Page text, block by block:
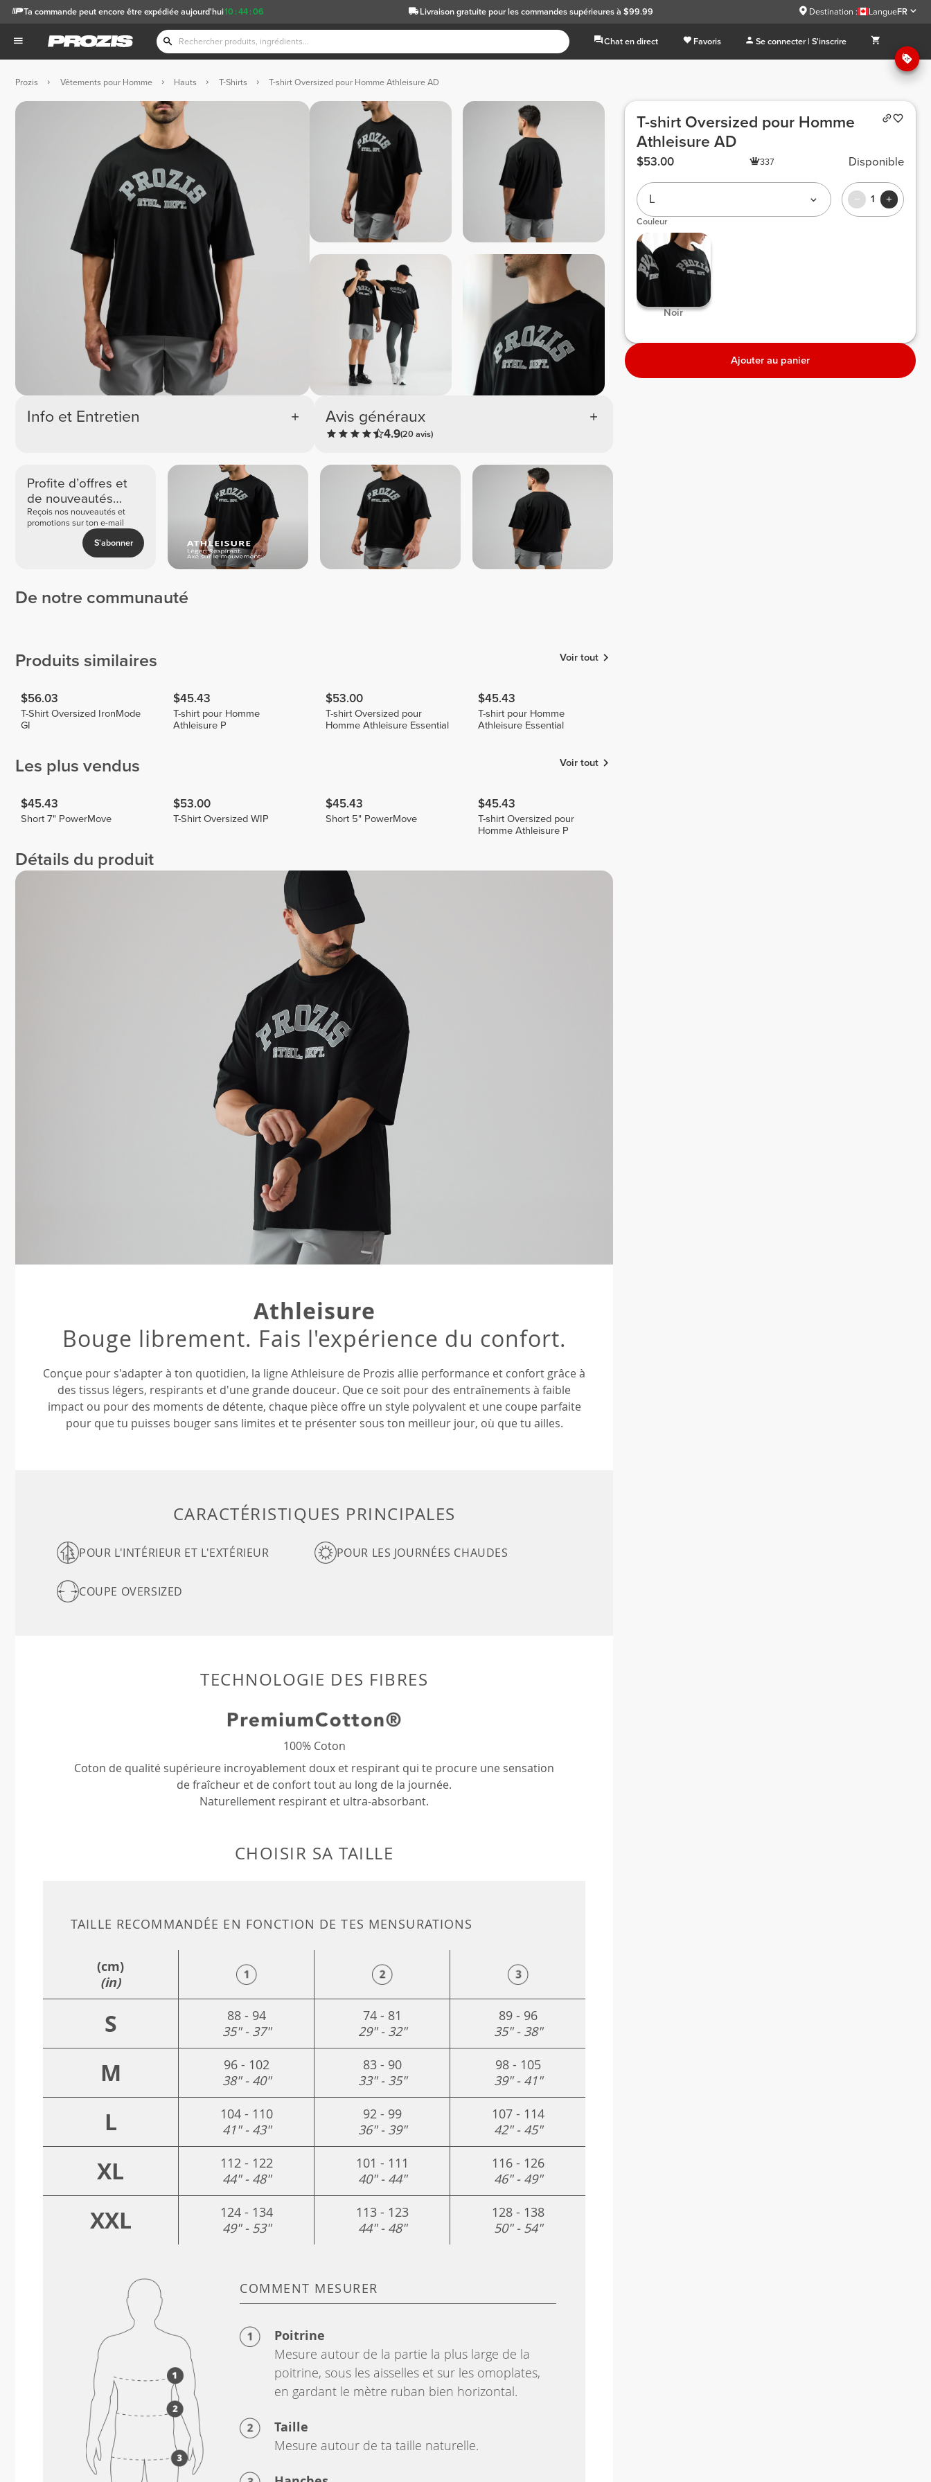
10 :44 :05
Ta commande peut encore être expédiée aujourd'hui Livraison gratuitepour les commandes supérieures à $99.99 Destination : LangueFR
Chat en direct Favoris Se connecter | S'inscrire
Prozis Vêtements pour Homme Hauts T-Shirts T-shirt Oversized pour Homme Athleisure AD
Info et Entretien Avis généraux
4.9(20 avis)
Profite d’offres et
de nouveautés
exclusives
Reçois nos nouveautés et
promotions sur ton e-mail
S'abonner
De notre communauté
Danny
Produits similaires Voir tout
$56.03
T-Shirt Oversized IronMode
GI
$45.43
T-shirt pour Homme
Athleisure P
$53.00
T-shirt Oversized pour
Homme Athleisure Essential
$45.43
T-shirt pour Homme
Athleisure Essential
Les plus vendus Voir tout
$45.43
Short 7" PowerMove
$53.00
T-Shirt Oversized WIP
$45.43
Short 5" PowerMove
$45.43
T-shirt Oversized pour
Homme Athleisure P
Détails du produit
Athleisure
Bouge librement. Fais l'expérience du confort.
Conçue pour s'adapter à ton quotidien, la ligne Athleisure de Prozis allie performance et confort grâce à
des tissus légers, respirants et d'une grande douceur. Que ce soit pour des entraînements à faible
impact ou pour des moments de détente, chaque pièce offre un style polyvalent et une coupe parfaite
pour que tu puisses bouger sans limites et te présenter sous ton meilleur jour, où que tu ailles.
CARACTÉRISTIQUES PRINCIPALES
POUR L'INTÉRIEUR ET L'EXTÉRIEUR
COUPE OVERSIZED
POUR LES JOURNÉES CHAUDES
TECHNOLOGIE DES FIBRES
100% Coton
Coton de qualité supérieure incroyablement doux et respirant qui te procure une sensation
de fraîcheur et de confort tout au long de la journée.
Naturellement respirant et ultra-absorbant.
CHOISIR SA TAILLE
TAILLE RECOMMANDÉE EN FONCTION DE TES MENSURATIONS
(cm)
(in)
S
88 - 94
35" - 37"
74 - 81
29" - 32"
89 - 96
35" - 38"
M
96 - 102
38" - 40"
83 - 90
33" - 35"
98 - 105
39" - 41"
L
104 - 110
41" - 43"
92 - 99
36" - 39"
107 - 114
42" - 45"
XL
112 - 122
44" - 48"
101 - 111
40" - 44"
116 - 126
46" - 49"
XXL
124 - 134
49" - 53"
113 - 123
44" - 48"
128 - 138
50" - 54"
COMMENT MESURER
Poitrine
Mesure autour de la partie la plus large de la
poitrine, sous les aisselles et sur les omoplates,
en gardant le mètre ruban bien horizontal.
Taille
Mesure autour de ta taille naturelle.
T-shirt Oversized pour Homme
Athleisure AD
$53.00 337 Disponible
L 1
Couleur
Noir
Ajouter au panier